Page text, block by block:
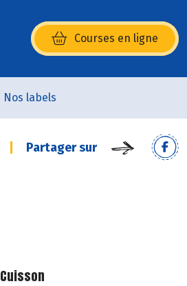
Courses en ligne
(s’ouvre dans une nouvelle
Nos labels
Partager sur
Cuisson